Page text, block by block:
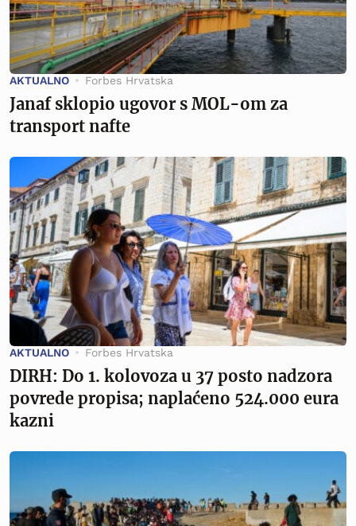
AKTUALNO Forbes Hrvatska
Janaf sklopio ugovor s MOL-om za
transport nafte
AKTUALNO Forbes Hrvatska
DIRH: Do 1. kolovoza u 37 posto nadzora
povrede propisa; naplaćeno 524.000 eura
kazni